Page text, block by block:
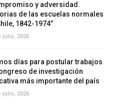
y adversidad.
de las escuelas normales
1842-1974”
julio, 2026
días para postular trabajos
de investigación
más importante del país
julio, 2026